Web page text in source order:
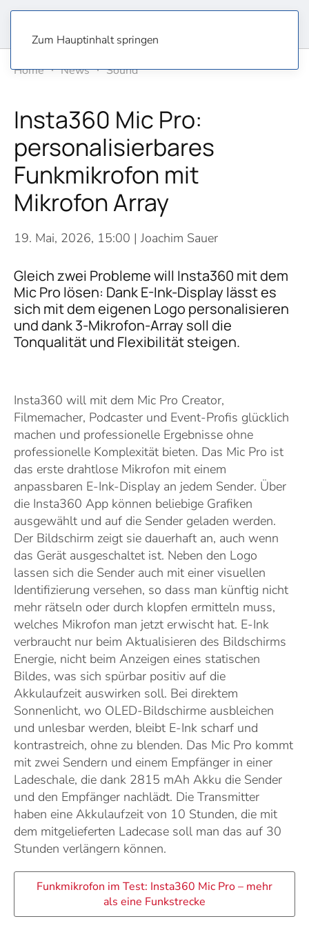
Zum Hauptinhalt springen
Home
News Sound
Insta360 Mic Pro:
personalisierbares
Funkmikrofon mit
Mikrofon Array
19. Mai, 2026, 15:00 | Joachim Sauer
Gleich zwei Probleme will Insta360 mit dem
Mic Pro lösen: Dank E-Ink-Display lässt es
sich mit dem eigenen Logo personalisieren
und dank 3-Mikrofon-Array soll die
Tonqualität und Flexibilität steigen.
Insta360 will mit dem Mic Pro Creator,
Filmemacher, Podcaster und Event-Profis glücklich
machen und professionelle Ergebnisse ohne
professionelle Komplexität bieten. Das Mic Pro ist
das erste drahtlose Mikrofon mit einem
anpassbaren E-Ink-Display an jedem Sender. Über
die Insta360 App können beliebige Grafiken
ausgewählt und auf die Sender geladen werden.
Der Bildschirm zeigt sie dauerhaft an, auch wenn
das Gerät ausgeschaltet ist. Neben den Logo
lassen sich die Sender auch mit einer visuellen
Identifizierung versehen, so dass man künftig nicht
mehr rätseln oder durch klopfen ermitteln muss,
welches Mikrofon man jetzt erwischt hat. E-Ink
verbraucht nur beim Aktualisieren des Bildschirms
Energie, nicht beim Anzeigen eines statischen
Bildes, was sich spürbar positiv auf die
Akkulaufzeit auswirken soll. Bei direktem
Sonnenlicht, wo OLED-Bildschirme ausbleichen
und unlesbar werden, bleibt E-Ink scharf und
kontrastreich, ohne zu blenden. Das Mic Pro kommt
mit zwei Sendern und einem Empfänger in einer
Ladeschale, die dank 2815 mAh Akku die Sender
und den Empfänger nachlädt. Die Transmitter
haben eine Akkulaufzeit von 10 Stunden, die mit
dem mitgelieferten Ladecase soll man das auf 30
Stunden verlängern können.
Funkmikrofon im Test: Insta360 Mic Pro – mehr
als eine Funkstrecke